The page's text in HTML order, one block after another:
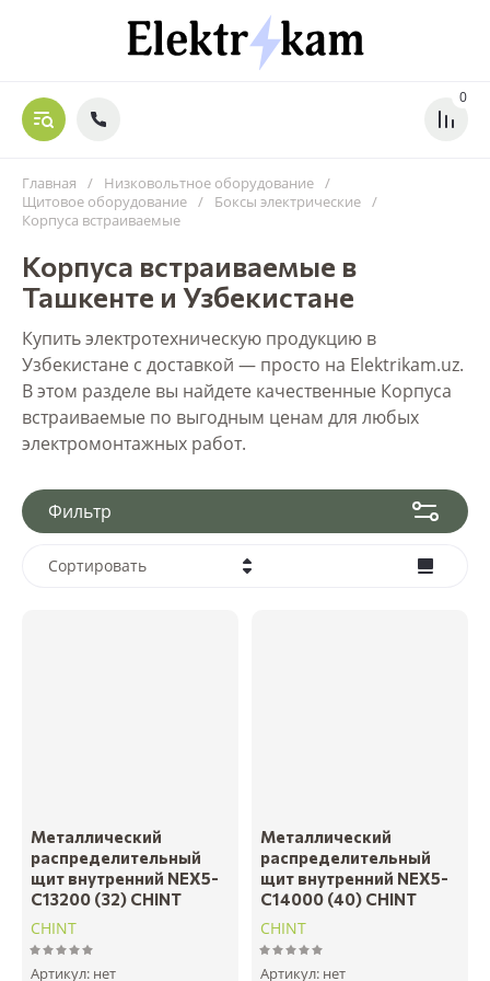
0
Главная / Низковольтное оборудование /
Щитовое оборудование / Боксы электрические /
Корпуса встраиваемые
Корпуса встраиваемые в
Ташкенте и Узбекистане
Купить электротехническую продукцию в
Узбекистане с доставкой — просто на Elektrikam.uz.
В этом разделе вы найдете качественные Корпуса
встраиваемые по выгодным ценам для любых
электромонтажных работ.
Фильтр
Сортировать
Металлический
распределительный
щит внутренний NEX5-
C13200 (32) CHINT
CHINT
Артикул: нет
Металлический
распределительный
щит внутренний NEX5-
C14000 (40) CHINT
CHINT
Артикул: нет